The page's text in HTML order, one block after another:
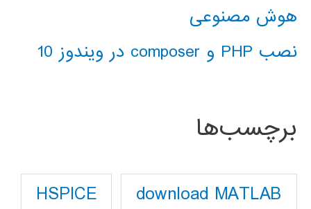
هوش مصنوعی
نصب PHP و composer در ویندوز 10
برچسب‌ها
download MATLAB
HSPICE